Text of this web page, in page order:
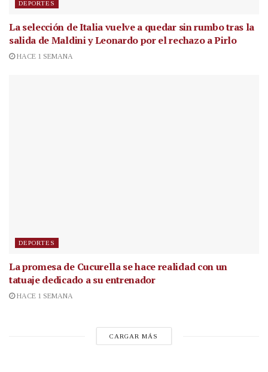
DEPORTES
La selección de Italia vuelve a quedar sin rumbo tras la
salida de Maldini y Leonardo por el rechazo a Pirlo
HACE 1 SEMANA
DEPORTES
La promesa de Cucurella se hace realidad con un
tatuaje dedicado a su entrenador
HACE 1 SEMANA
CARGAR MÁS